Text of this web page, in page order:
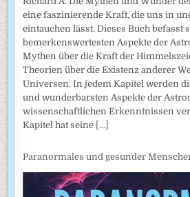
eine faszinierende Kraft, die uns in
eintauchen lässt. Dieses Buch befasst
bemerkenswertesten Aspekte der
Mythen über die Kraft der
Theorien über die Existenz anderer
Universen. In jedem Kapitel werden
und wunderbarsten Aspekte der
wissenschaftlichen Erkenntnissen
Kapitel hat seine [...]
Paranormales und gesunder